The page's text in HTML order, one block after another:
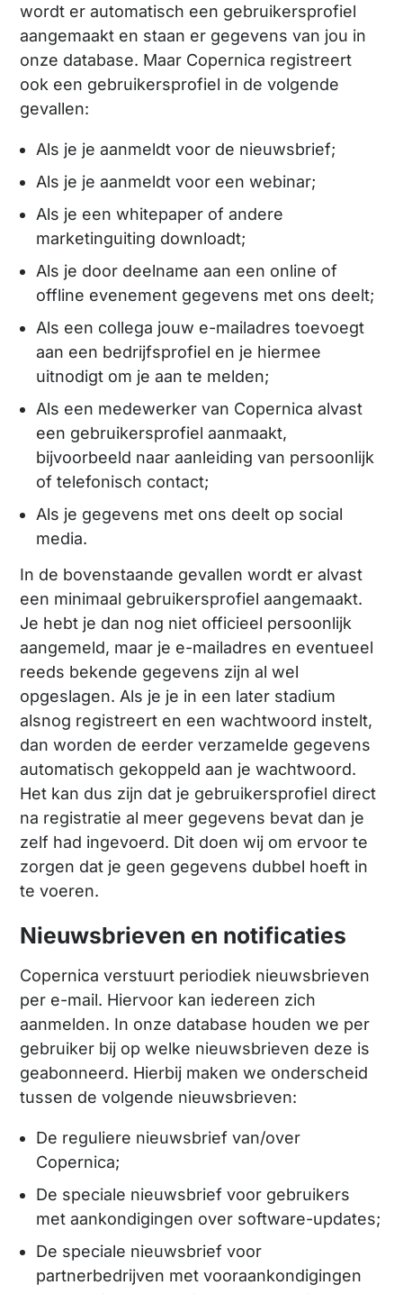
wordt er automatisch een gebruikersprofiel
aangemaakt en staan er gegevens van jou in
onze database. Maar Copernica registreert
ook een gebruikersprofiel in de volgende
gevallen:
Als je je aanmeldt voor de nieuwsbrief;
Als je je aanmeldt voor een webinar;
Als je een whitepaper of andere
marketinguiting downloadt;
Als je door deelname aan een online of
offline evenement gegevens met ons deelt;
Als een collega jouw e-mailadres toevoegt
aan een bedrijfsprofiel en je hiermee
uitnodigt om je aan te melden;
Als een medewerker van Copernica alvast
een gebruikersprofiel aanmaakt,
bijvoorbeeld naar aanleiding van persoonlijk
of telefonisch contact;
Als je gegevens met ons deelt op social
media.
In de bovenstaande gevallen wordt er alvast
een minimaal gebruikersprofiel aangemaakt.
Je hebt je dan nog niet officieel persoonlijk
aangemeld, maar je e-mailadres en eventueel
reeds bekende gegevens zijn al wel
opgeslagen. Als je je in een later stadium
alsnog registreert en een wachtwoord instelt,
dan worden de eerder verzamelde gegevens
automatisch gekoppeld aan je wachtwoord.
Het kan dus zijn dat je gebruikersprofiel direct
na registratie al meer gegevens bevat dan je
zelf had ingevoerd. Dit doen wij om ervoor te
zorgen dat je geen gegevens dubbel hoeft in
te voeren.
Nieuwsbrieven en notificaties
Copernica verstuurt periodiek nieuwsbrieven
per e-mail. Hiervoor kan iedereen zich
aanmelden. In onze database houden we per
gebruiker bij op welke nieuwsbrieven deze is
geabonneerd. Hierbij maken we onderscheid
tussen de volgende nieuwsbrieven:
De reguliere nieuwsbrief van/over
Copernica;
De speciale nieuwsbrief voor gebruikers
met aankondigingen over software-updates;
De speciale nieuwsbrief voor
partnerbedrijven met vooraankondigingen